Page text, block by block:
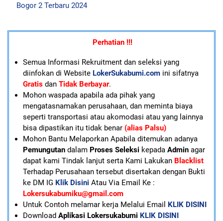
Bogor 2 Terbaru 2024
Perhatian !!!
Semua Informasi Rekruitment dan seleksi yang
diinfokan di Website LokerSukabumi.comini sifatnya
Gratisdan Tidak Berbayar.
Mohon waspada apabila ada pihak yang
mengatasnamakan perusahaan, dan meminta biaya
seperti transportasi atau akomodasi atau yang lainnya
bisa dipastikan itu tidak benar (alias Palsu)
Mohon Bantu Melaporkan Apabila ditemukan adanya
Pemungutandalam Proses Seleksi kepada Adminagar
dapat kami Tindak lanjut serta Kami LakukanBlacklist
Terhadap Perusahaan tersebut disertakan dengan Bukti
ke DM IG Klik Disini Atau Via Email Ke :
Lokersukabumiku@gmail.com
Untuk Contoh melamar kerja Melalui Email KLIK DISINI
Download Aplikasi Lokersukabumi KLIK DISINI